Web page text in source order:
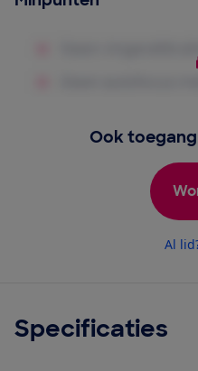
Ook
Al
Specificaties